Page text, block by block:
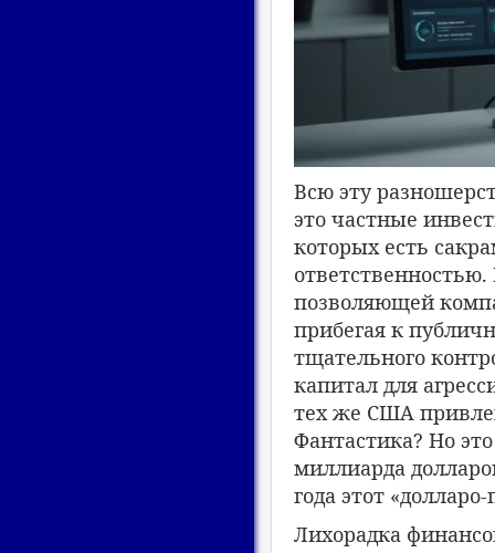
Всю эту
это частные
которых есть
позволяющей
прибегая к
тщательного
капитал для
тех же США
Фантастика? Но
миллиарда
года этот
Лихорадка